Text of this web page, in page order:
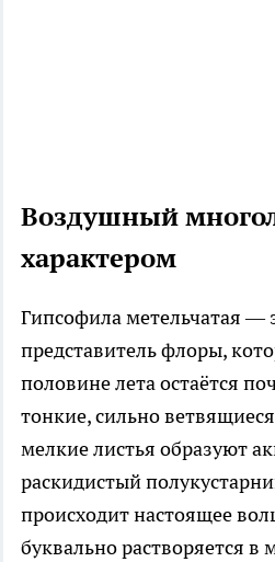
Воздушный
характером
Гипсофила метельчатая —
представитель флоры,
половине лета остаётся
тонкие, сильно
мелкие листья образуют
раскидистый
происходит настоящее
буквально растворяется в